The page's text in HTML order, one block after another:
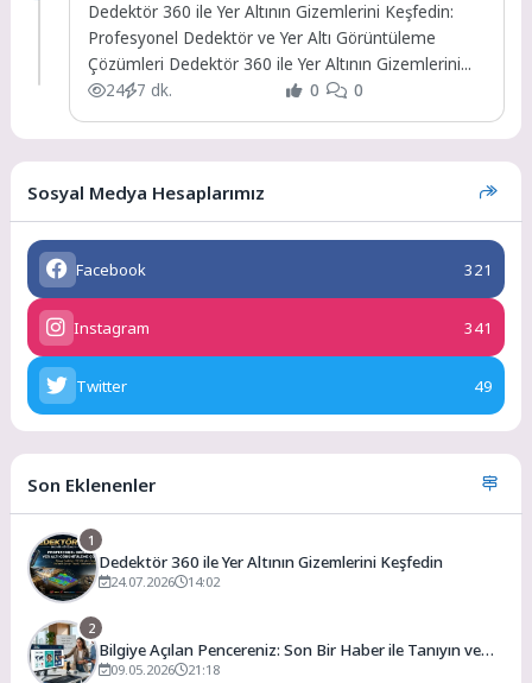
Dedektör 360 ile Yer Altının Gizemlerini Keşfedin:
Profesyonel Dedektör ve Yer Altı Görüntüleme
Çözümleri Dedektör 360 ile Yer Altının Gizemlerini...
24 7 dk. 0 0
Sosyal Medya Hesaplarımız
Facebook 321
Instagram 341
Twitter 49
Son Eklenenler
1
Dedektör 360 ile Yer Altının Gizemlerini Keşfedin
24.07.2026 14:02
2
Bilgiye Açılan Pencereniz: Son Bir Haber ile Tanıyın ve
Keşfedin
09.05.2026 21:18